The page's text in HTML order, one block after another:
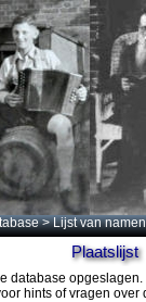
> Lijst van namen
Plaatslijst
database
hints of vragen